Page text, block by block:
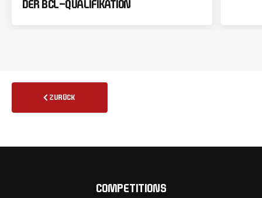
DER BCL-QUALIFIKATION
ZURÜCK
COMPETITIONS